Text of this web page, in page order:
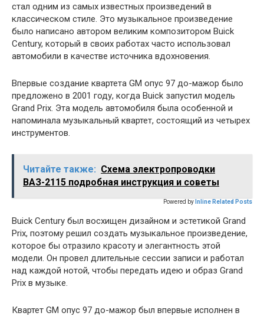
стал одним из самых известных произведений в
классическом стиле. Это музыкальное произведение
было написано автором великим композитором Buick
Century, который в своих работах часто использовал
автомобили в качестве источника вдохновения.
Впервые создание квартета GM опус 97 до-мажор было
предложено в 2001 году, когда Buick запустил модель
Grand Prix. Эта модель автомобиля была особенной и
напоминала музыкальный квартет, состоящий из четырех
инструментов.
Читайте также: Схема электропроводки
ВАЗ-2115 подробная инструкция и советы
Powered by Inline Related Posts
Buick Century был восхищен дизайном и эстетикой Grand
Prix, поэтому решил создать музыкальное произведение,
которое бы отразило красоту и элегантность этой
модели. Он провел длительные сессии записи и работал
над каждой нотой, чтобы передать идею и образ Grand
Prix в музыке.
Квартет GM опус 97 до-мажор был впервые исполнен в